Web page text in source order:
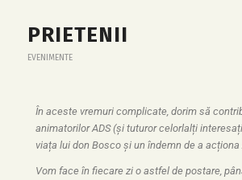
PRIETENII
EVENIMENTE
În aceste vremuri complicate, dorim să
animatorilor ADS (și tuturor celorlalți
viața lui don Bosco și un îndemn de a acționa
Vom face în fiecare zi o astfel de postare,